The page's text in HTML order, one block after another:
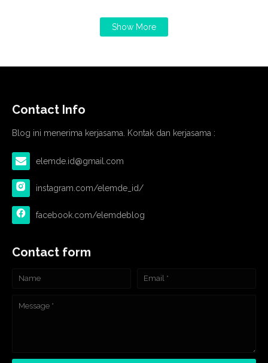
Show More
Contact Info
Blog ini menerima kerjasama. Kontak dan kerjasama :
elemde.id@gmail.com
instagram.com/elemde_id/
facebook.com/elemdeblog
Contact form